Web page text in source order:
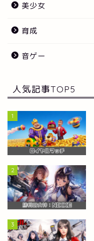
美少女
育成
音ゲー
人気記事TOP5
1
2
3